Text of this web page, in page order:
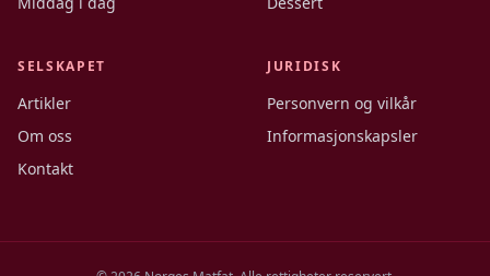
SELSKAPET
Artikler
Om oss
Kontakt
JURIDISK
Personvern og vilkår
Informasjonskapsler